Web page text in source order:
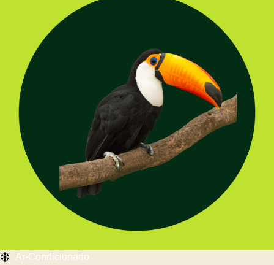
Ar-Condicionado